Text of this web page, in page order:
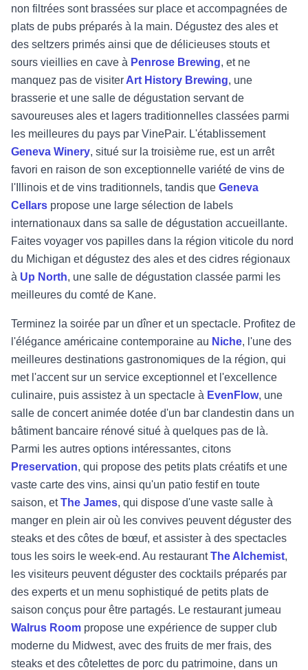
non filtrées sont brassées sur place et accompagnées de
plats de pubs préparés à la main. Dégustez des ales et
des seltzers primés ainsi que de délicieuses stouts et
sours vieillies en cave à Penrose Brewing, et ne
manquez pas de visiter Art History Brewing, une
brasserie et une salle de dégustation servant de
savoureuses ales et lagers traditionnelles classées parmi
les meilleures du pays par VinePair. L'établissement
Geneva Winery, situé sur la troisième rue, est un arrêt
favori en raison de son exceptionnelle variété de vins de
l'Illinois et de vins traditionnels, tandis que Geneva
Cellars propose une large sélection de labels
internationaux dans sa salle de dégustation accueillante.
Faites voyager vos papilles dans la région viticole du nord
du Michigan et dégustez des ales et des cidres régionaux
à Up North, une salle de dégustation classée parmi les
meilleures du comté de Kane.
Terminez la soirée par un dîner et un spectacle. Profitez de
l'élégance américaine contemporaine au Niche, l'une des
meilleures destinations gastronomiques de la région, qui
met l'accent sur un service exceptionnel et l'excellence
culinaire, puis assistez à un spectacle à EvenFlow, une
salle de concert animée dotée d'un bar clandestin dans un
bâtiment bancaire rénové situé à quelques pas de là.
Parmi les autres options intéressantes, citons
Preservation, qui propose des petits plats créatifs et une
vaste carte des vins, ainsi qu'un patio festif en toute
saison, etThe James, qui dispose d'une vaste salle à
manger en plein air où les convives peuvent déguster des
steaks et des côtes de bœuf, et assister à des spectacles
tous les soirs le week-end. Au restaurantThe Alchemist,
les visiteurs peuvent déguster des cocktails préparés par
des experts et un menu sophistiqué de petits plats de
saison conçus pour être partagés. Le restaurant jumeau
Walrus Room propose une expérience de supper club
moderne du Midwest, avec des fruits de mer frais, des
steaks et des côtelettes de porc du patrimoine, dans un